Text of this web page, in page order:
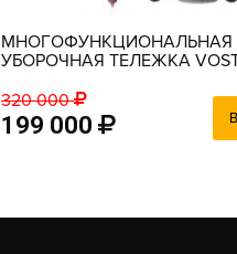
МНОГОФУНКЦИОНАЛЬНАЯ
УБОРОЧНАЯ ТЕЛЕЖКА
320 000
199 000